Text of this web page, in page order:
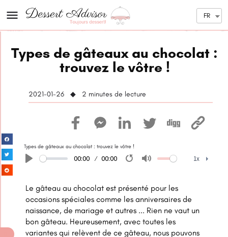
FR
Types de gâteaux au chocolat :
trouvez le vôtre !
2021-01-26 ◆ 2 minutes de lecture
Types de gâteaux au chocolat : trouvez le vôtre !
Play 00:00 00:00 RestartMute 1x
Le gâteau au chocolat est présenté pour les
occasions spéciales comme les anniversaires de
naissance, de mariage et autres ... Rien ne vaut un
bon gâteau. Heureusement, avec toutes les
variantes qui relèvent de ce gâteau, nous pouvons